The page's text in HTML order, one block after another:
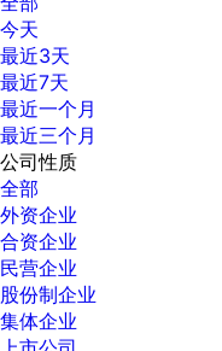
今天
最近3天
最近7天
最近一个月
最近三个月
公司性质
全部
外资企业
合资企业
民营企业
股份制企业
集体企业